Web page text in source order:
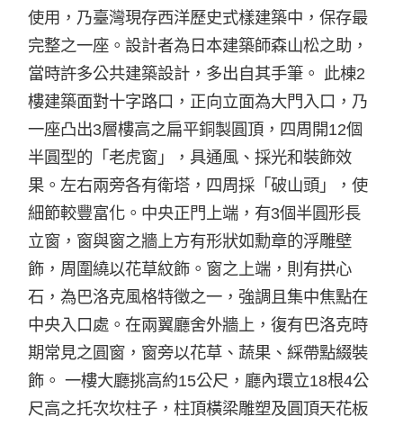
使用，乃臺灣現存西洋歷史式樣建築中，保存最
完整之一座。設計者為日本建築師森山松之助，
當時許多公共建築設計，多出自其手筆。 此棟2
樓建築面對十字路口，正向立面為大門入口，乃
一座凸出3層樓高之扁平銅製圓頂，四周開12個
半圓型的「老虎窗」，具通風、採光和裝飾效
果。左右兩旁各有衛塔，四周採「破山頭」，使
細節較豐富化。中央正門上端，有3個半圓形長
立窗，窗與窗之牆上方有形狀如勳章的浮雕壁
飾，周圍繞以花草紋飾。窗之上端，則有拱心
石，為巴洛克風格特徵之一，強調且集中焦點在
中央入口處。在兩翼廳舍外牆上，復有巴洛克時
期常見之圓窗，窗旁以花草、蔬果、綵帶點綴裝
飾。 一樓大廳挑高約15公尺，廳內環立18根4公
尺高之托次坎柱子，柱頂橫梁雕塑及圓頂天花板